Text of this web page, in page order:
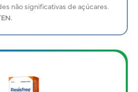
não significativas de açúcares.